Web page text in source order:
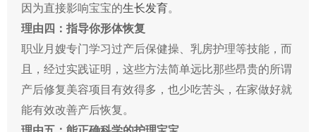
因为直接影响宝宝的生长发育。
理由四：指导你形体恢复
职业月嫂专门学习过产后保健操、乳房护理等技能，而
且，经过实践证明，这些方法简单远比那些昂贵的所谓
产后修复美容项目有效得多，也少吃苦头，在家做好就
能有效改善产后恢复。